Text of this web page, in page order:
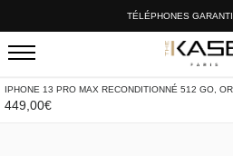
TÉLÉPHONES
IPHONE 13 PRO MAX RECONDITIONNÉ 512 GO,
449,00€